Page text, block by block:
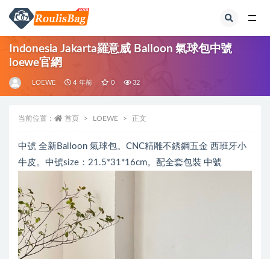
Indonesia Jakarta羅意威 Balloon 氣球包中號
loewe官網
LOEWE 4 年前 0 32
当前位置： 首页 LOEWE 正文
中號 全新Balloon 氣球包。CNC精雕不銹鋼五金 西班牙小
牛皮。中號size：21.5*31*16cm。配全套包裝 中號